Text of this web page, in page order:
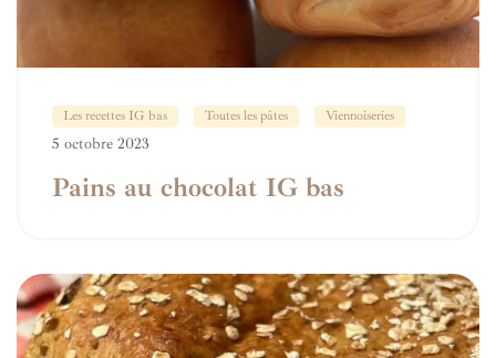
Les recettes IG bas Toutes les pâtes Viennoiseries
5 octobre 2023
Pains au chocolat IG bas